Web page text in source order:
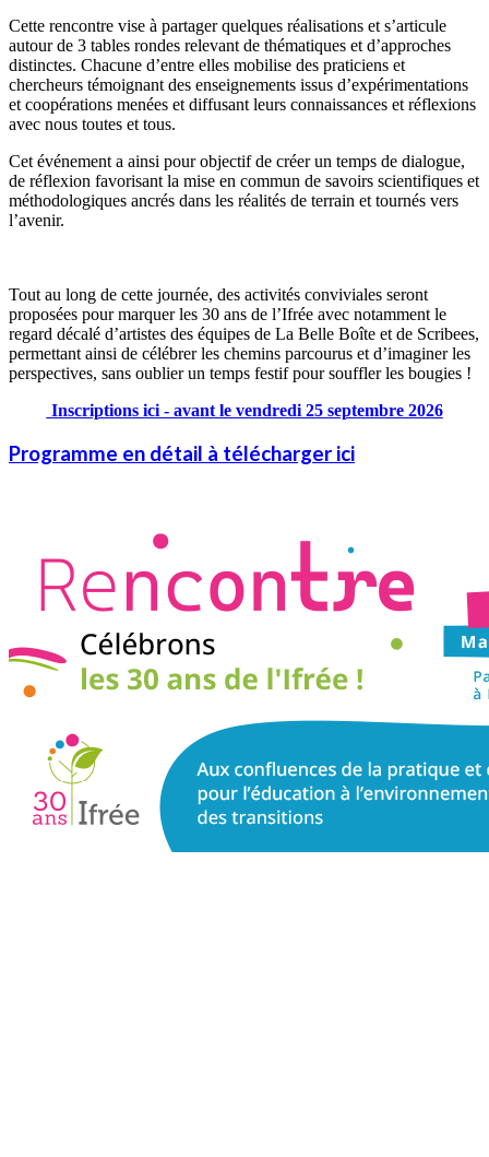
Cette rencontre vise à partager quelques réalisations et s’articule
autour de 3 tables rondes relevant de thématiques et d’approches
distinctes. Chacune d’entre elles mobilise des praticiens et
chercheurs témoignant des enseignements issus d’expérimentations
et coopérations menées et diffusant leurs connaissances et réflexions
avec nous toutes et tous.
Cet événement a ainsi pour objectif de créer un temps de dialogue,
de réflexion favorisant la mise en commun de savoirs scientifiques et
méthodologiques ancrés dans les réalités de terrain et tournés vers
l’avenir.
Tout au long de cette journée, des activités conviviales seront
proposées pour marquer les 30 ans de l’Ifrée avec notamment le
regard décalé d’artistes des équipes de La Belle Boîte et de Scribees,
permettant ainsi de célébrer les chemins parcourus et d’imaginer les
perspectives, sans oublier un temps festif pour souffler les bougies !
Inscriptions ici - avant le vendredi 25 septembre 2026
Programme en détail à télécharger ici